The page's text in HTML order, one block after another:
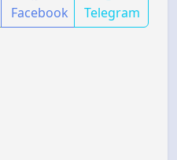
Facebook Telegram